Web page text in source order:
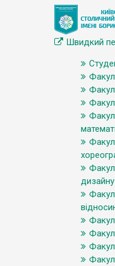
Швидкий
дизайну